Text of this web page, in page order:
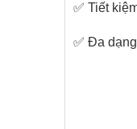
✅ Tiết
✅ Đa